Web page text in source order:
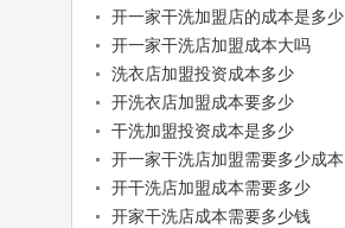
开一家干洗加盟店的成本是多少
开一家干洗店加盟成本大吗
洗衣店加盟投资成本多少
开洗衣店加盟成本要多少
干洗加盟投资成本是多少
开一家干洗店加盟需要多少成本
开干洗店加盟成本需要多少
开家干洗店成本需要多少钱